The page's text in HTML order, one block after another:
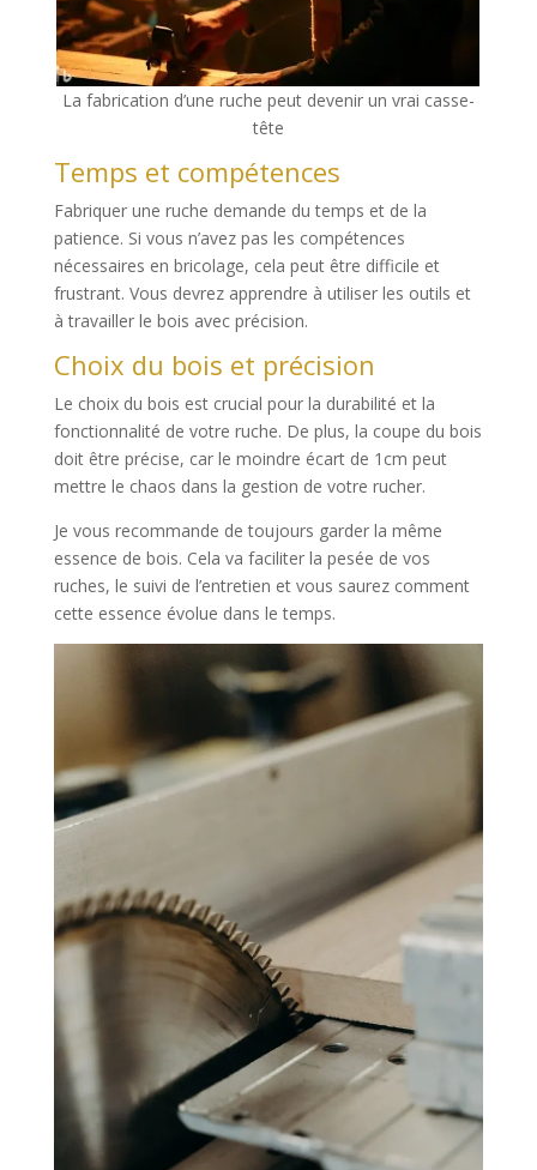
La fabrication d’une ruche peut devenir un vrai casse-
tête
Temps et compétences
Fabriquer une ruche demande du temps et de la
patience. Si vous n’avez pas les compétences
nécessaires en bricolage, cela peut être difficile et
frustrant. Vous devrez apprendre à utiliser les outils et
à travailler le bois avec précision.
Choix du bois et précision
Le choix du bois est crucial pour la durabilité et la
fonctionnalité de votre ruche. De plus, la coupe du bois
doit être précise, car le moindre écart de 1cm peut
mettre le chaos dans la gestion de votre rucher.
Je vous recommande de toujours garder la même
essence de bois. Cela va faciliter la pesée de vos
ruches, le suivi de l’entretien et vous saurez comment
cette essence évolue dans le temps.